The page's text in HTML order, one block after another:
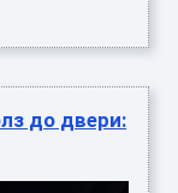
до двери: